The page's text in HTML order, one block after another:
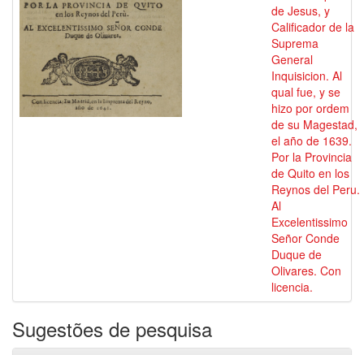
de Jesus, y
Calificador de la
Suprema
General
Inquisicion. Al
qual fue, y se
hizo por ordem
de su Magestad,
el año de 1639.
Por la Provincia
de Quito en los
Reynos del Peru.
Al
Excelentissimo
Señor Conde
Duque de
Olivares. Con
licencia.
Sugestões de pesquisa